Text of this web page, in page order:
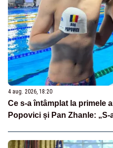
4 aug. 2026, 18:20
Ce s-a întâmplat la primele
Popovici și Pan Zhanle: